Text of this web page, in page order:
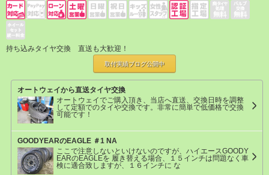
持ち込みタイヤ交換 直送も大歓迎！
取付実績ブログ公開中
オートウェイから直送タイヤ交換
オートウェイでご購入頂き、当店へ直送、交換日時を調整
して定額でのタイや交換です。非常に簡単で低価格で交換
可能です！
GOODYEARのEAGLE ＃1 NA
ここで注意しないといけないのですが、ハイエースGOODY
EARのEAGLEを 履き替える場合、１５インチは問題なく車
検に適合致しますが、１６インチに な